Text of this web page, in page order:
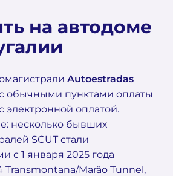
на автодоме
Autoestradas
обычными пунктами оплаты
электронной оплатой.
несколько бывших
SCUT стали
с 1 января 2025 года
Transmontana/Marão Tunnel,